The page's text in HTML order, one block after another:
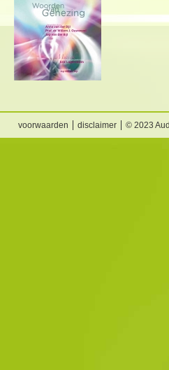
voorwaarden disclaimer © 2023